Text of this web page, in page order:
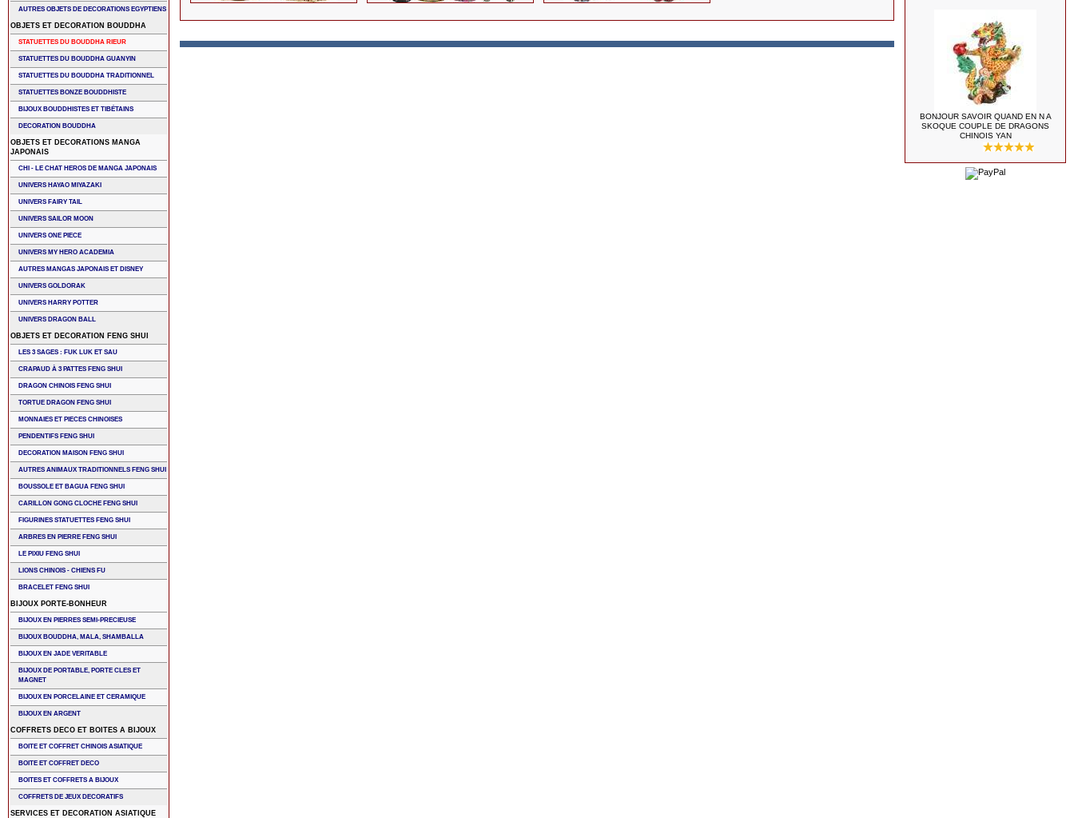
AUTRES OBJETS DE DECORATIONS EGYPTIENS
OBJETS ET DECORATION BOUDDHA
STATUETTES DU BOUDDHA RIEUR
STATUETTES DU BOUDDHA GUANYIN
STATUETTES DU BOUDDHA TRADITIONNEL
STATUETTES BONZE BOUDDHISTE
BIJOUX BOUDDHISTES ET TIBÉTAINS
DECORATION BOUDDHA
OBJETS ET DECORATIONS MANGA
JAPONAIS
CHI - LE CHAT HEROS DE MANGA JAPONAIS
UNIVERS HAYAO MIYAZAKI
UNIVERS FAIRY TAIL
UNIVERS SAILOR MOON
UNIVERS ONE PIECE
UNIVERS MY HERO ACADEMIA
AUTRES MANGAS JAPONAIS ET DISNEY
UNIVERS GOLDORAK
UNIVERS HARRY POTTER
UNIVERS DRAGON BALL
OBJETS ET DECORATION FENG SHUI
LES 3 SAGES : FUK LUK ET SAU
CRAPAUD À 3 PATTES FENG SHUI
DRAGON CHINOIS FENG SHUI
TORTUE DRAGON FENG SHUI
MONNAIES ET PIECES CHINOISES
PENDENTIFS FENG SHUI
DECORATION MAISON FENG SHUI
AUTRES ANIMAUX TRADITIONNELS FENG SHUI
BOUSSOLE ET BAGUA FENG SHUI
CARILLON GONG CLOCHE FENG SHUI
FIGURINES STATUETTES FENG SHUI
ARBRES EN PIERRE FENG SHUI
LE PIXIU FENG SHUI
LIONS CHINOIS - CHIENS FU
BRACELET FENG SHUI
BIJOUX PORTE-BONHEUR
BIJOUX EN PIERRES SEMI-PRECIEUSE
BIJOUX BOUDDHA, MALA, SHAMBALLA
BIJOUX EN JADE VERITABLE
BIJOUX DE PORTABLE, PORTE CLES ET
MAGNET
BIJOUX EN PORCELAINE ET CERAMIQUE
BIJOUX EN ARGENT
COFFRETS DECO ET BOITES A BIJOUX
BOITE ET COFFRET CHINOIS ASIATIQUE
BOITE ET COFFRET DECO
BOITES ET COFFRETS A BIJOUX
COFFRETS DE JEUX DECORATIFS
SERVICES ET DECORATION ASIATIQUE
BONJOUR SAVOIR QUAND EN N A
SKOQUE COUPLE DE DRAGONS
CHINOIS YAN